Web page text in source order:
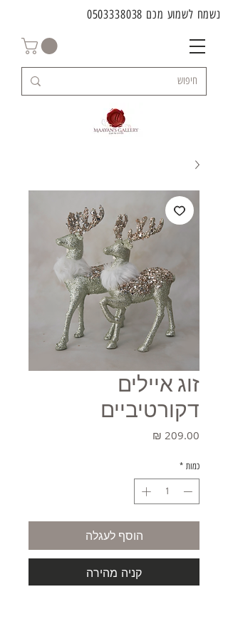
נשמח לשמוע מכם 0503338038
זוג איילים
דקורטיביים
כמות *
הוסף לעגלה
קניה מהירה